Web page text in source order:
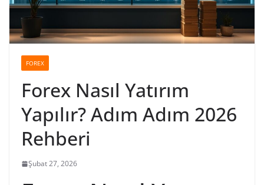
FOREX
Forex Nasıl Yatırım
Yapılır? Adım Adım 2026
Rehberi
Şubat 27, 2026